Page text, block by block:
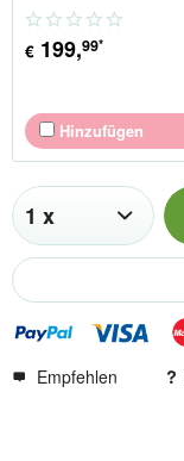
€ 199,99*
Hinzufügen
Empfehlen